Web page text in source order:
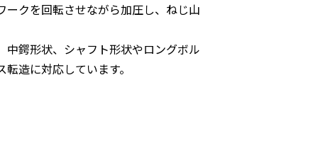
ークを回転させながら加圧し、ねじ山
中鍔形状、シャフト形状やロングボル
造に対応しています。